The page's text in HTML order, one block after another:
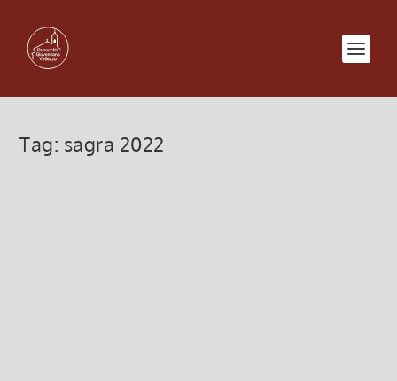
Tag: sagra 2022